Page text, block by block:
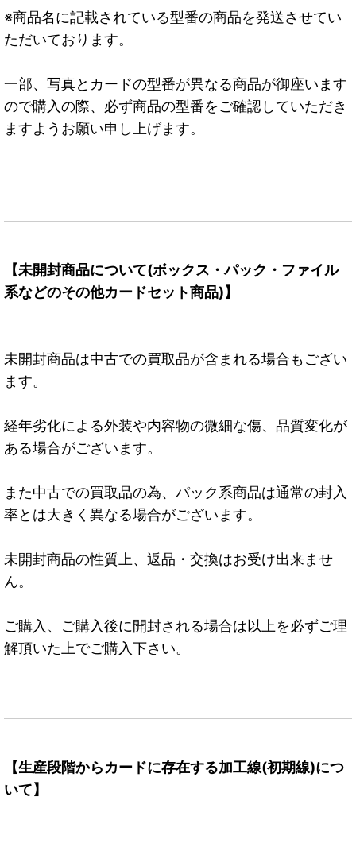
※商品名に記載されている型番の商品を発送させてい
ただいております。
一部、写真とカードの型番が異なる商品が御座います
ので購入の際、必ず商品の型番をご確認していただき
ますようお願い申し上げます。
【未開封商品について(ボックス・パック・ファイル
系などのその他カードセット商品)】
未開封商品は中古での買取品が含まれる場合もござい
ます。
経年劣化による外装や内容物の微細な傷、品質変化が
ある場合がございます。
また中古での買取品の為、パック系商品は通常の封入
率とは大きく異なる場合がございます。
未開封商品の性質上、返品・交換はお受け出来ませ
ん。
ご購入、ご購入後に開封される場合は以上を必ずご理
解頂いた上でご購入下さい。
【生産段階からカードに存在する加工線(初期線)につ
いて】